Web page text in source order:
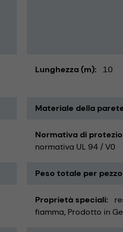
Lunghezza (m) 10
Materiale della
Normativa di
normativa UL 94 / V0
Peso totale per
Proprietà speciali
fiamma Prodotto in